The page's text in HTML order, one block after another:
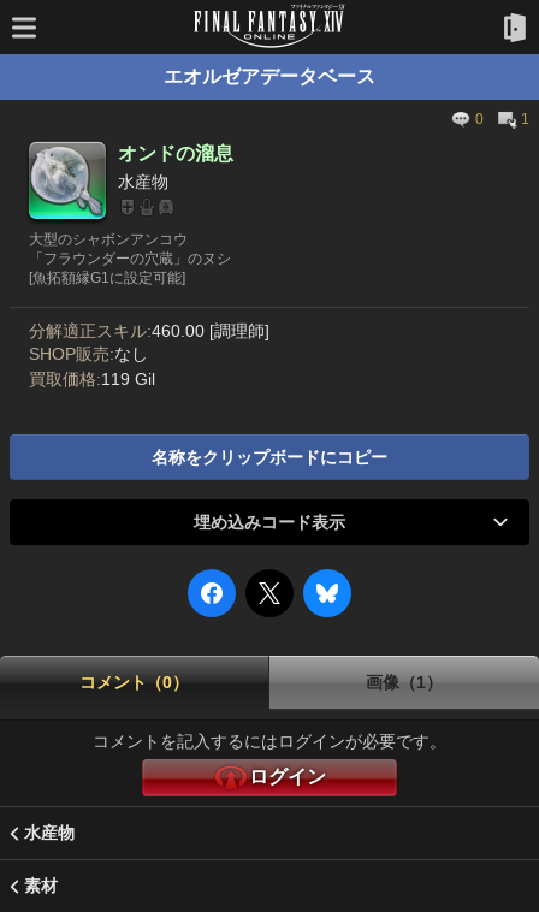
エオルゼアデータベース
0 1
オンドの溜息
水産物
大型のシャボンアンコウ
「フラウンダーの穴蔵」のヌシ
[魚拓額縁G1に設定可能]
分解適正スキル:460.00 [調理師]
SHOP販売:なし
買取価格:119 Gil
名称をクリップボードにコピー
埋め込みコード表示
コメント（0） 画像（1）
コメントを記入するにはログインが必要です。
ログイン
水産物
素材